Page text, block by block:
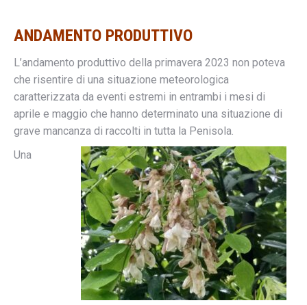
ANDAMENTO PRODUTTIVO
L’andamento produttivo della primavera 2023 non poteva
che risentire di una situazione meteorologica
caratterizzata da eventi estremi in entrambi i mesi di
aprile e maggio che hanno determinato una situazione di
grave mancanza di raccolti in tutta la Penisola.
Una